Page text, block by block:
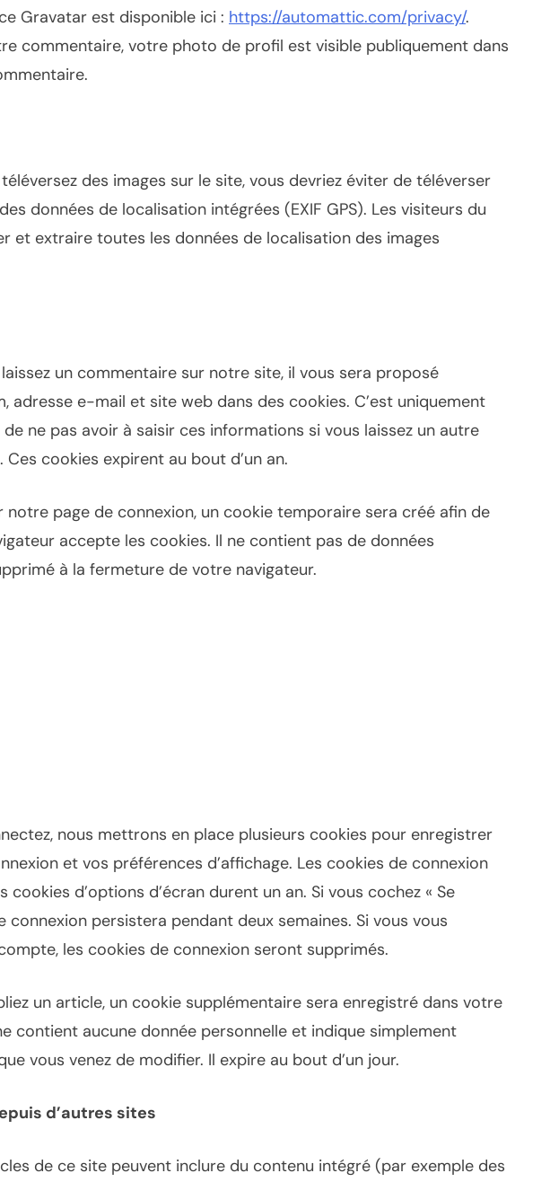
Gravatar est disponible ici : https://automattic.com/privacy/.
commentaire, votre photo de profil est visible publiquement dans
des images sur le site, vous devriez éviter de téléverser
données de localisation intégrées (EXIF GPS). Les visiteurs du
et extraire toutes les données de localisation des images
un commentaire sur notre site, il vous sera proposé
adresse e-mail et site web dans des cookies. C’est uniquement
ne pas avoir à saisir ces informations si vous laissez un autre
cookies expirent au bout d’un an.
notre page de connexion, un cookie temporaire sera créé afin de
accepte les cookies. Il ne contient pas de données
à la fermeture de votre navigateur.
nous mettrons en place plusieurs cookies pour enregistrer
et vos préférences d’affichage. Les cookies de connexion
cookies d’options d’écran durent un an. Si vous cochez « Se
connexion persistera pendant deux semaines. Si vous vous
les cookies de connexion seront supprimés.
un article, un cookie supplémentaire sera enregistré dans votre
contient aucune donnée personnelle et indique simplement
vous venez de modifier. Il expire au bout d’un jour.
d’autres sites
de ce site peuvent inclure du contenu intégré (par exemple des